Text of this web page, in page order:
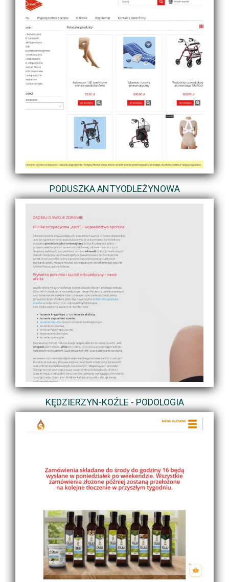
PODUSZKA ANTYODLEŻYNOWA
KĘDZIERZYN-KOŹLE - PODOLOGIA